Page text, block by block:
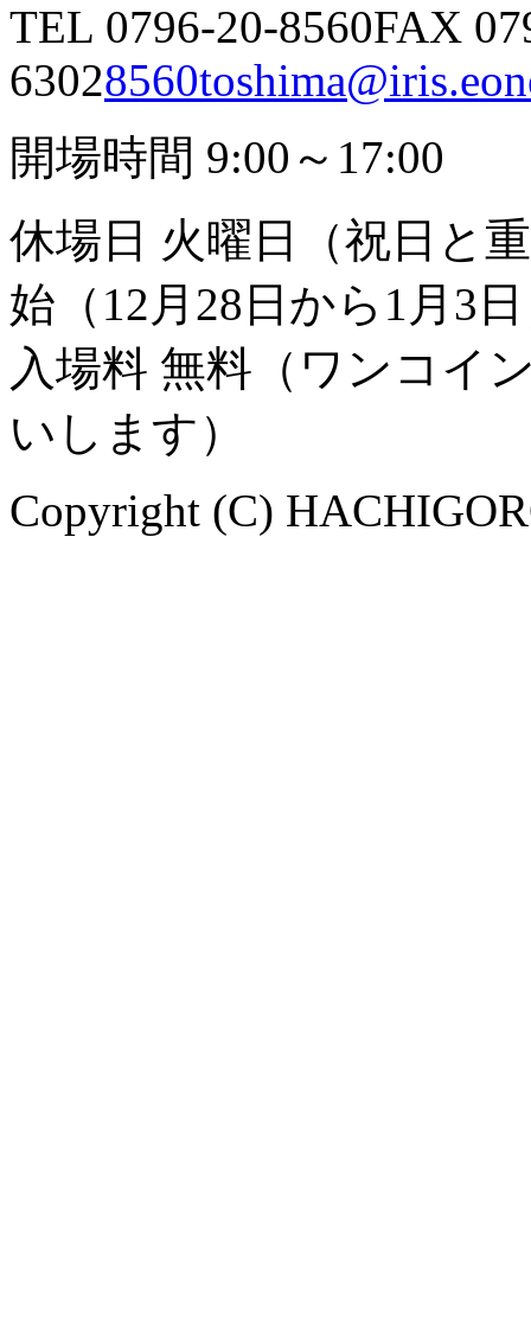
TEL 0796-20-8560FAX
6302
開場時間 9:00～17:00
休場日 火曜日（祝日と
始（12月28日から1月3
入場料 無料（ワンコイ
いします）
Copyright (C)